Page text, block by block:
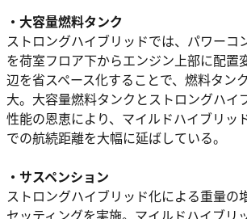
・大容量燃料タンク
ストロングハイブリッドでは、パワーコ
を荷室フロア下からエンジン上部に配置
辺を省スペース化することで、燃料タン
大。大容量燃料タンクとストロングハイ
性能の恩恵により、マイルドハイブリッ
での航続距離を大幅に延ばしている。
・サスペンション
ストロングハイブリッド化による重量の
セッティングを実施。マイルドハイブリ